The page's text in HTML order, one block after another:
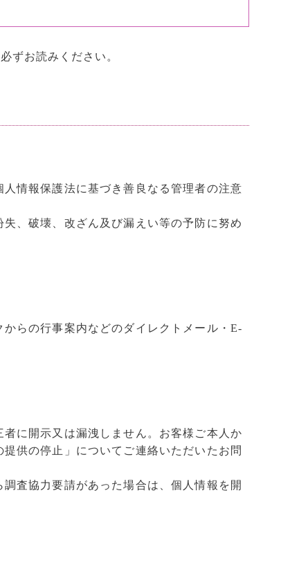
ずお読みください。
情報保護法に基づき善良なる管理者の注意
、破壊、改ざん及び漏えい等の予防に努め
らの行事案内などのダイレクトメール・E-
に開示又は漏洩しません。お客様ご本人か
供の停止」についてご連絡いただいたお問
査協力要請があった場合は、個人情報を開